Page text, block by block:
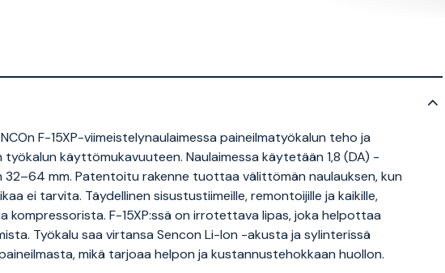
F-15XP-viimeistelynaulaimessa paineilmatyökalun teho ja
käyttömukavuuteen. Naulaimessa käytetään 1,8 (DA) -
32–64 mm. Patentoitu rakenne tuottaa välittömän naulauksen, kun
ei tarvita. Täydellinen sisustustiimeille, remontoijille ja kaikille,
kompressorista. F-15XP:ssä on irrotettava lipas, joka helpottaa
Työkalu saa virtansa Sencon Li-Ion -akusta ja sylinterissä
mikä tarjoaa helpon ja kustannustehokkaan huollon.